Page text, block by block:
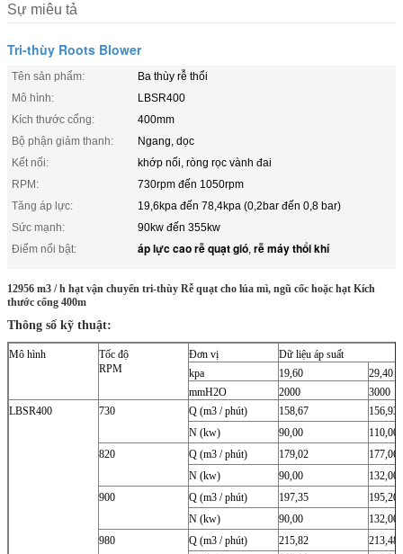
Sự miêu tả
Tri-thùy Roots Blower
Tên sản phẩm:
Ba thùy rễ thổi
Mô hình:
LBSR400
Kích thước cổng:
400mm
Bộ phận giảm thanh:
Ngang, dọc
Kết nối:
khớp nối, ròng rọc vành đai
RPM:
730rpm đến 1050rpm
Tăng áp lực:
19,6kpa đến 78,4kpa (0,2bar đến 0,8 bar)
Sức mạnh:
90kw đến 355kw
Điểm nổi bật:
áp lực cao rễ quạt gió, rễ máy thổi khí
12956 m3 / h hạt vận chuyển tri-thùy Rễ quạt cho lúa mì, ngũ cốc hoặc hạt Kích
thước cổng 400m
Thông số kỹ thuật:
Mô hình
Tốc độ
RPM
Đơn vị
Dữ liệu áp suất
kpa
19,60
29,40
mmH2O
2000
3000
LBSR400
730 Q (m3 / phút) 158,67
156,93
N (kw)
90,00
110,00
820
Q (m3 / phút) 179,02
177,06
N (kw)
90,00
132,00
900
Q (m3 / phút) 197,35
195,20
N (kw)
90,00
132,00
980
Q (m3 / phút) 215,82
213,48